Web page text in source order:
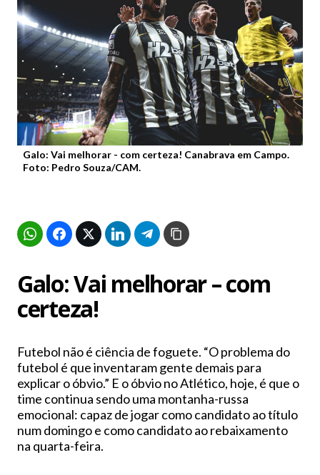
Galo: Vai melhorar - com certeza! Canabrava em Campo.
Foto: Pedro Souza/CAM.
Galo: Vai melhorar – com
certeza!
Futebol não é ciência de foguete. “O problema do
futebol é que inventaram gente demais para
explicar o óbvio.” E o óbvio no Atlético, hoje, é que o
time continua sendo uma montanha-russa
emocional: capaz de jogar como candidato ao título
num domingo e como candidato ao rebaixamento
na quarta-feira.